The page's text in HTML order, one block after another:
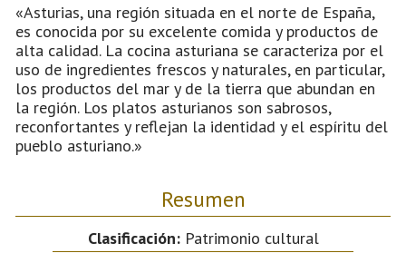
«Asturias, una región situada en el norte de España,
es conocida por su excelente comida y productos de
alta calidad. La cocina asturiana se caracteriza por el
uso de ingredientes frescos y naturales, en particular,
los productos del mar y de la tierra que abundan en
la región. Los platos asturianos son sabrosos,
reconfortantes y reflejan la identidad y el espíritu del
pueblo asturiano.»
Resumen
Clasificación:Patrimonio cultural